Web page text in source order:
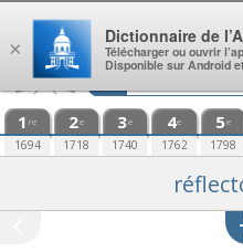
Aller au contenu
1 re
1694
2e
1718
3e
1740
4e
1762
5e
1798
×
Dictionnaire de
Télécharger ou ouvrir
Disponible sur Android